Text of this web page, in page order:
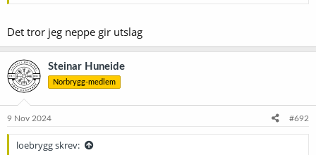
Det tror jeg neppe gir utslag
Steinar Huneide
Norbrygg-medlem
9 Nov 2024 #692
loebrygg skrev: